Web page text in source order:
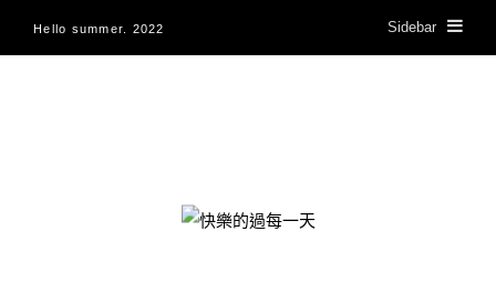
Hello summer. 2022 Sidebar
快樂的過每一天